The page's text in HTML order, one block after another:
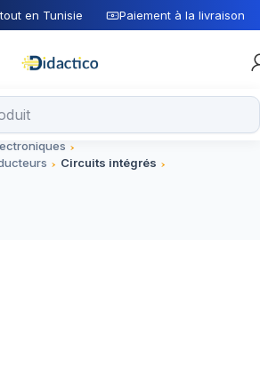
en Tunisie Paiement à la livraison
Circuits intégrés